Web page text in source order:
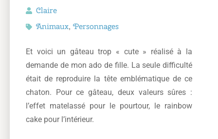
Claire
Animaux, Personnages
Et voici un gâteau trop « cute » réalisé à la
demande de mon ado de fille. La seule difficulté
était de reproduire la tête emblématique de ce
chaton. Pour ce gâteau, deux valeurs sûres :
l’effet matelassé pour le pourtour, le rainbow
cake pour l’intérieur.